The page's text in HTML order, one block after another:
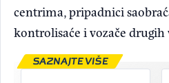
centrima, pripadnici
kontrolisaće i vozače drugih
SAZNAJTE VIŠE